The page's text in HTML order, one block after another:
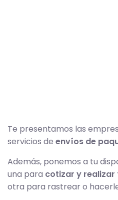
Te presentamos las
servicios de envíos de
Además, ponemos a tu
una para cotizar y
otra para rastrear o